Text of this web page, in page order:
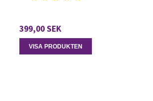
399,00 SEK
VISA PRODUKTEN